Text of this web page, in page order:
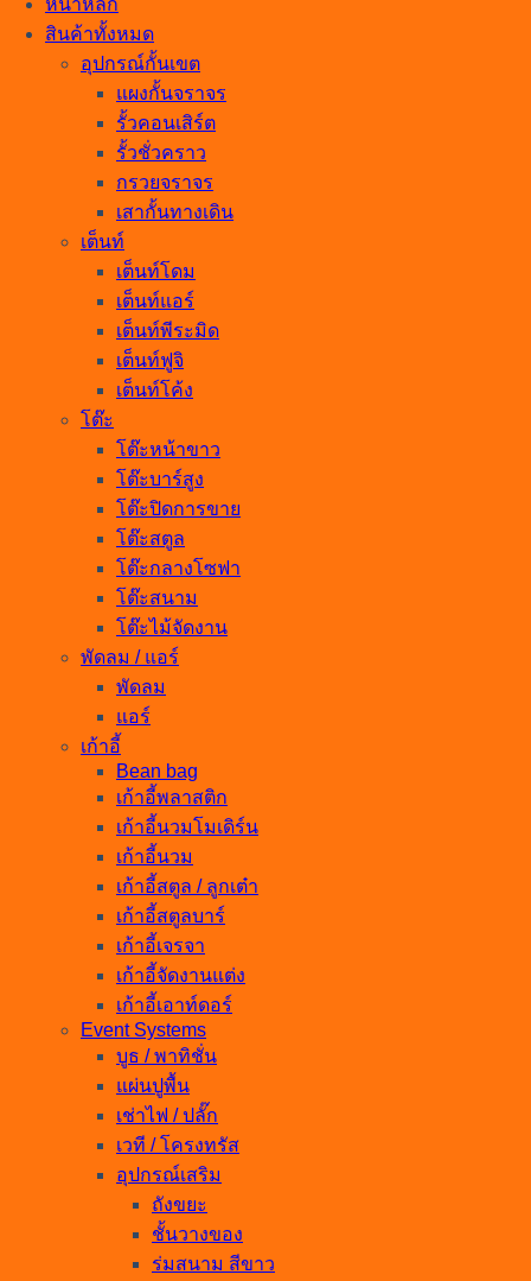
หน้าหลัก
สินค้าทั้งหมด
อุปกรณ์กั้นเขต
แผงกั้นจราจร
รั้วคอนเสิร์ต
รั้วชั่วคราว
กรวยจราจร
เสากั้นทางเดิน
เต็นท์
เต็นท์โดม
เต็นท์แอร์
เต็นท์พีระมิด
เต็นท์ฟูจิ
เต็นท์โค้ง
โต๊ะ
โต๊ะหน้าขาว
โต๊ะบาร์สูง
โต๊ะปิดการขาย
โต๊ะสตูล
โต๊ะกลางโซฟา
โต๊ะสนาม
โต๊ะไม้จัดงาน
พัดลม / แอร์
พัดลม
แอร์
เก้าอี้
Bean bag
เก้าอี้พลาสติก
เก้าอี้นวมโมเดิร์น
เก้าอี้นวม
เก้าอี้สตูล / ลูกเต๋า
เก้าอี้สตูลบาร์
เก้าอี้เจรจา
เก้าอี้จัดงานแต่ง
เก้าอี้เอาท์ดอร์
Event Systems
บูธ / พาทิชั่น
แผ่นปูพื้น
เช่าไฟ / ปลั๊ก
เวที / โครงทรัส
อุปกรณ์เสริม
ถังขยะ
ชั้นวางของ
ร่มสนาม สีขาว